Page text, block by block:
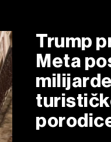
Trump
Meta